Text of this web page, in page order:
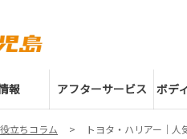
報 アフターサービス ボデ
立ちコラム トヨタ・ハリアー｜人